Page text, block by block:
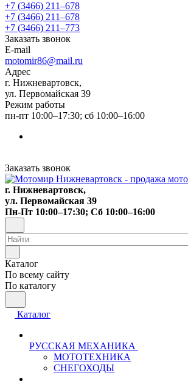
+7 (3466) 211‒678
+7 (3466) 211‒678
+7 (3466) 211‒773
Заказать звонок
E-mail
motomir86@mail.ru
Адрес
г. Нижневартовск,
ул. Первомайская 39
Режим работы
пн-пт 10:00–17:30; сб 10:00–16:00
Заказать звонок
г. Нижневартовск,
ул. Первомайская 39
Пн-Пт 10:00–17:30; Сб 10:00–16:00
Каталог
По всему сайту
По каталогу
Каталог
РУССКАЯ МЕХАНИКА
МОТОТЕХНИКА
СНЕГОХОДЫ